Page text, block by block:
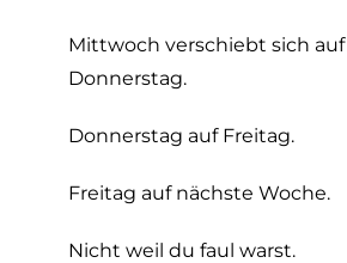
Mittwoch verschiebt sich auf
Donnerstag.
Donnerstag auf Freitag.
Freitag auf nächste Woche.
Nicht weil du faul warst.